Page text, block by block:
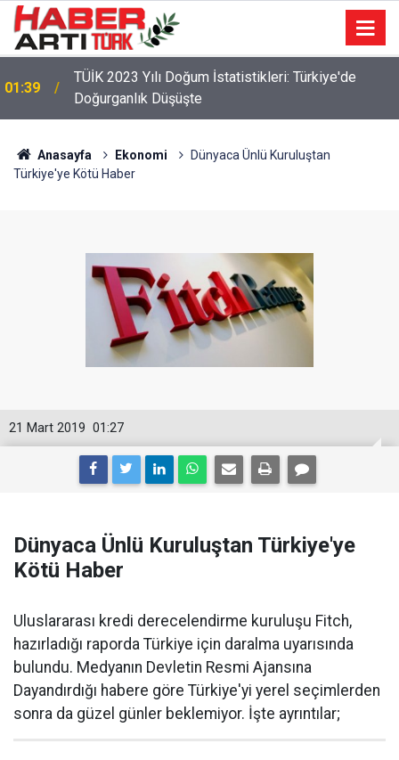
01:39
TÜİK 2023 Yılı Doğum İstatistikleri: Türkiye'de
Doğurganlık Düşüşte
Anasayfa Ekonomi
Dünyaca Ünlü Kuruluştan
Türkiye'ye Kötü Haber
01:27
21 Mart 2019
Dünyaca Ünlü Kuruluştan Türkiye'ye
Kötü Haber
Uluslararası kredi derecelendirme kuruluşu Fitch,
hazırladığı raporda Türkiye için daralma uyarısında
bulundu. Medyanın Devletin Resmi Ajansına
Dayandırdığı habere göre Türkiye'yi yerel seçimlerden
sonra da güzel günler beklemiyor. İşte ayrıntılar;